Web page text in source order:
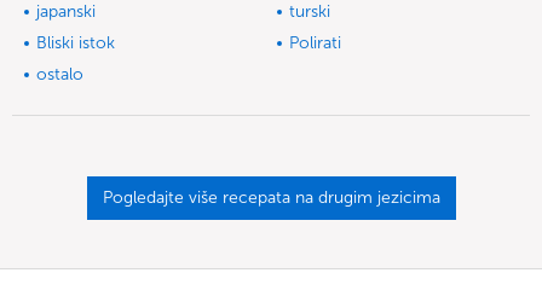
japanski
turski
Bliski istok
Polirati
ostalo
Pogledajte više recepata na drugim jezicima